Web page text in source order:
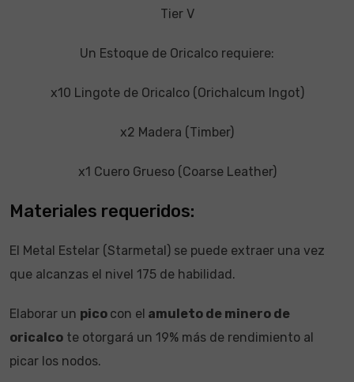
Tier V
Un Estoque de Oricalco requiere:
x10 Lingote de Oricalco (Orichalcum Ingot)
x2 Madera (Timber)
x1 Cuero Grueso (Coarse Leather)
Materiales requeridos:
El Metal Estelar (Starmetal) se puede extraer una vez
que alcanzas el nivel 175 de habilidad.
Elaborar un pico con el amuleto de minero de
oricalco te otorgará un 19% más de rendimiento al
picar los nodos.